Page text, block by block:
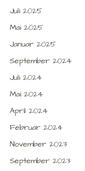
Juli 2025
Mai 2025
Januar 2025
September 2024
Juli 2024
Mai 2024
April 2024
Februar 2024
November 2023
September 2023